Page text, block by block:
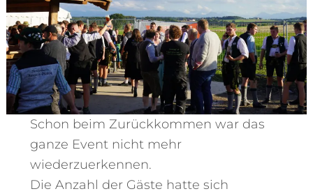
Schon beim Zurückkommen war das
ganze Event nicht mehr
wiederzuerkennen.
Die Anzahl der Gäste hatte sich